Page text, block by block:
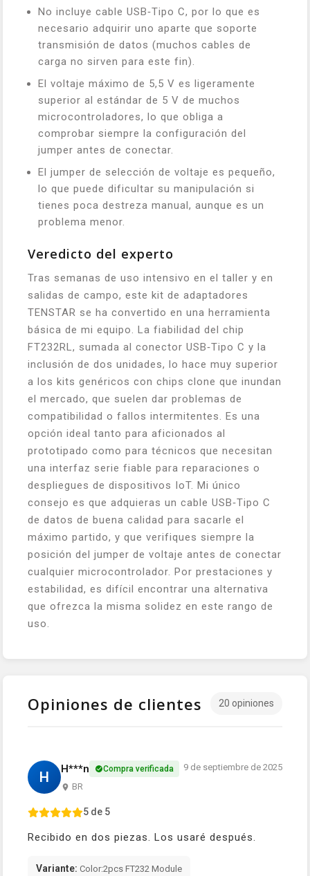
No incluye cable USB‑Tipo C, por lo que es
necesario adquirir uno aparte que soporte
transmisión de datos (muchos cables de
carga no sirven para este fin).
El voltaje máximo de 5,5 V es ligeramente
superior al estándar de 5 V de muchos
microcontroladores, lo que obliga a
comprobar siempre la configuración del
jumper antes de conectar.
El jumper de selección de voltaje es pequeño,
lo que puede dificultar su manipulación si
tienes poca destreza manual, aunque es un
problema menor.
Veredicto del experto
Tras semanas de uso intensivo en el taller y en
salidas de campo, este kit de adaptadores
TENSTAR se ha convertido en una herramienta
básica de mi equipo. La fiabilidad del chip
FT232RL, sumada al conector USB‑Tipo C y la
inclusión de dos unidades, lo hace muy superior
a los kits genéricos con chips clone que inundan
el mercado, que suelen dar problemas de
compatibilidad o fallos intermitentes. Es una
opción ideal tanto para aficionados al
prototipado como para técnicos que necesitan
una interfaz serie fiable para reparaciones o
despliegues de dispositivos IoT. Mi único
consejo es que adquieras un cable USB‑Tipo C
de datos de buena calidad para sacarle el
máximo partido, y que verifiques siempre la
posición del jumper de voltaje antes de conectar
cualquier microcontrolador. Por prestaciones y
estabilidad, es difícil encontrar una alternativa
que ofrezca la misma solidez en este rango de
uso.
Opiniones de clientes 20 opiniones
H H***n Compra verificada
BR
9 de septiembre de 2025
5 de 5
Recibido en dos piezas. Los usaré después.
Variante: Color:2pcs FT232 Module